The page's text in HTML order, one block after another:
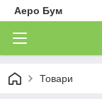
Аеро Бум
Товари